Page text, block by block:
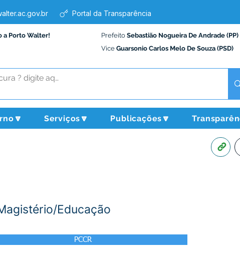
Portal da Transparência
a Porto Walter! Prefeito Sebastião Nogueira De Andrade (PP)
Vice Guarsonio Carlos Melo De Souza (PSD)
Serviços🔽 Publicações🔽
Educação
PCCR